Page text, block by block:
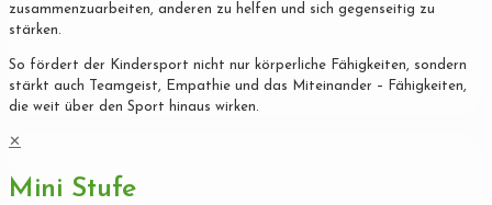
zusammenzuarbeiten, anderen zu helfen und sich gegenseitig zu
stärken.
So fördert der Kindersport nicht nur körperliche Fähigkeiten, sondern
stärkt auch Teamgeist, Empathie und das Miteinander – Fähigkeiten,
die weit über den Sport hinaus wirken.
✕
Mini Stufe